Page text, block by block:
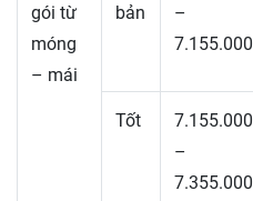
gói từ
móng
– mái
bản
–
7.155.000
Tốt
7.155.000
–
7.355.000